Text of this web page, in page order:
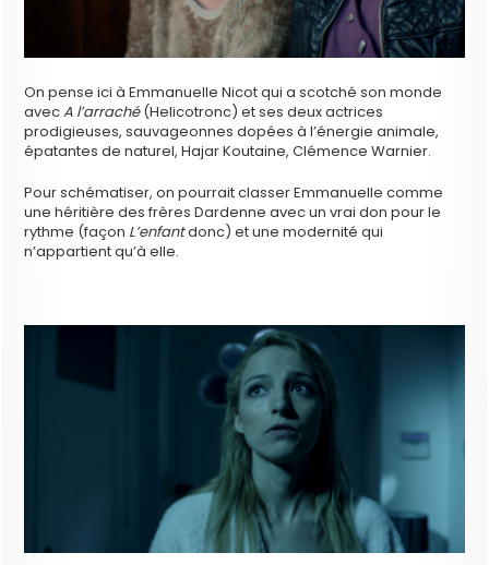
On pense ici à Emmanuelle Nicot qui a scotché son monde
avecA l’arraché(Helicotronc) et ses deux actrices
prodigieuses, sauvageonnes dopées à l’énergie animale,
épatantes de naturel, Hajar Koutaine, Clémence Warnier.
Pour schématiser, on pourrait classer Emmanuelle comme
une héritière des frères Dardenne avec un vrai don pour le
rythme (façon L’enfantdonc) et une modernité qui
n’appartient qu’à elle.